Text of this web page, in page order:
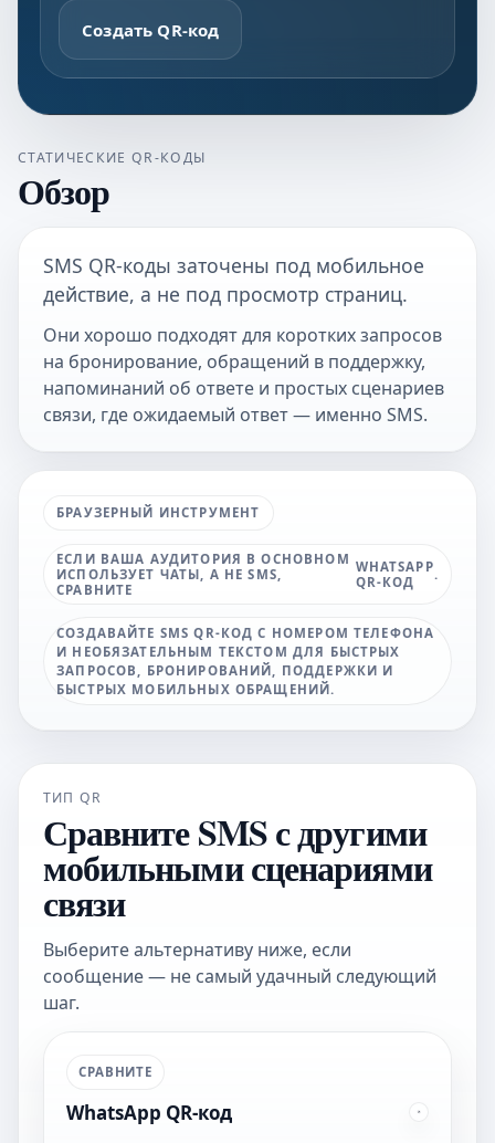
Создать QR-код
СТАТИЧЕСКИЕ QR-КОДЫ
Обзор
SMS QR-коды заточены под мобильное
действие, а не под просмотр страниц.
Они хорошо подходят для коротких запросов
на бронирование, обращений в поддержку,
напоминаний об ответе и простых сценариев
связи, где ожидаемый ответ — именно SMS.
БРАУЗЕРНЫЙ ИНСТРУМЕНТ
ЕСЛИ ВАША АУДИТОРИЯ В ОСНОВНОМ
ИСПОЛЬЗУЕТ ЧАТЫ, А НЕ SMS,
СРАВНИТЕ
WHATSAPP
QR-КОД
.
СОЗДАВАЙТЕ SMS QR-КОД С НОМЕРОМ ТЕЛЕФОНА
И НЕОБЯЗАТЕЛЬНЫМ ТЕКСТОМ ДЛЯ БЫСТРЫХ
ЗАПРОСОВ, БРОНИРОВАНИЙ, ПОДДЕРЖКИ И
БЫСТРЫХ МОБИЛЬНЫХ ОБРАЩЕНИЙ.
ТИП QR
Сравните SMS с другими
мобильными сценариями
связи
Выберите альтернативу ниже, если
сообщение — не самый удачный следующий
шаг.
СРАВНИТЕ
WhatsApp QR-код